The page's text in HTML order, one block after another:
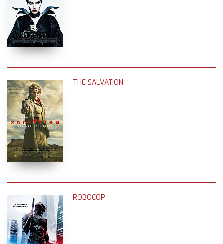
THE SALVATION
ROBOCOP